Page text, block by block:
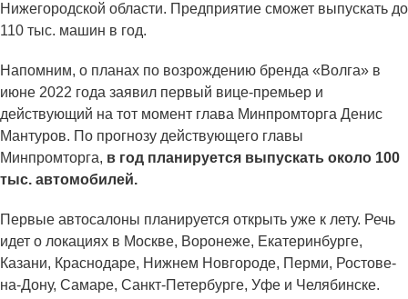
Нижегородской области. Предприятие сможет выпускать до
110 тыс. машин в год.
Напомним, о планах по возрождению бренда «Волга» в
июне 2022 года заявил первый вице-премьер и
действующий на тот момент глава Минпромторга Денис
Мантуров. По прогнозу действующего главы
Минпромторга, в год планируется выпускать около 100
тыс. автомобилей.
Первые автосалоны планируется открыть уже к лету. Речь
идет о локациях в Москве, Воронеже, Екатеринбурге,
Казани, Краснодаре, Нижнем Новгороде, Перми, Ростове-
на-Дону, Самаре, Санкт-Петербурге, Уфе и Челябинске.